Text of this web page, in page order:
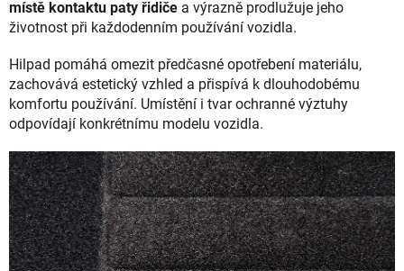
místě kontaktu paty řidiče a výrazně prodlužuje jeho
životnost při každodenním používání vozidla.
Hilpad pomáhá omezit předčasné opotřebení materiálu,
zachovává estetický vzhled a přispívá k dlouhodobému
komfortu používání. Umístění i tvar ochranné výztuhy
odpovídají konkrétnímu modelu vozidla.